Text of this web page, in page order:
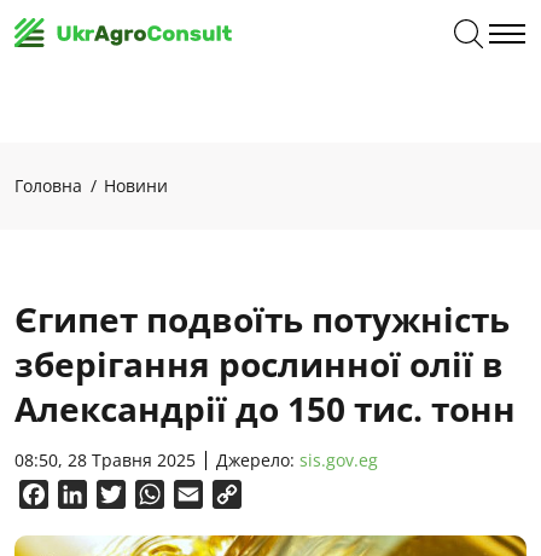
Головна Новини
Єгипет подвоїть потужність
зберігання рослинної олії в
Александрії до 150 тис. тонн
08:50, 28 Травня 2025 Джерело: sis.gov.eg
FacebookLinkedInTwitterWhatsApp
Email